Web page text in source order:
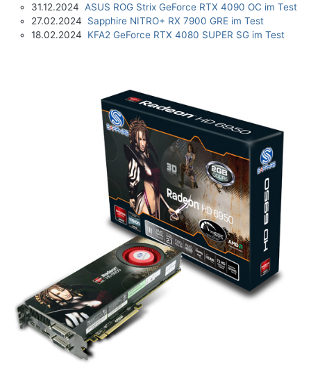
31.12.2024 ASUS ROG Strix GeForce RTX 4090 OC im Test
27.02.2024 Sapphire NITRO+ RX 7900 GRE im Test
18.02.2024 KFA2 GeForce RTX 4080 SUPER SG im Test